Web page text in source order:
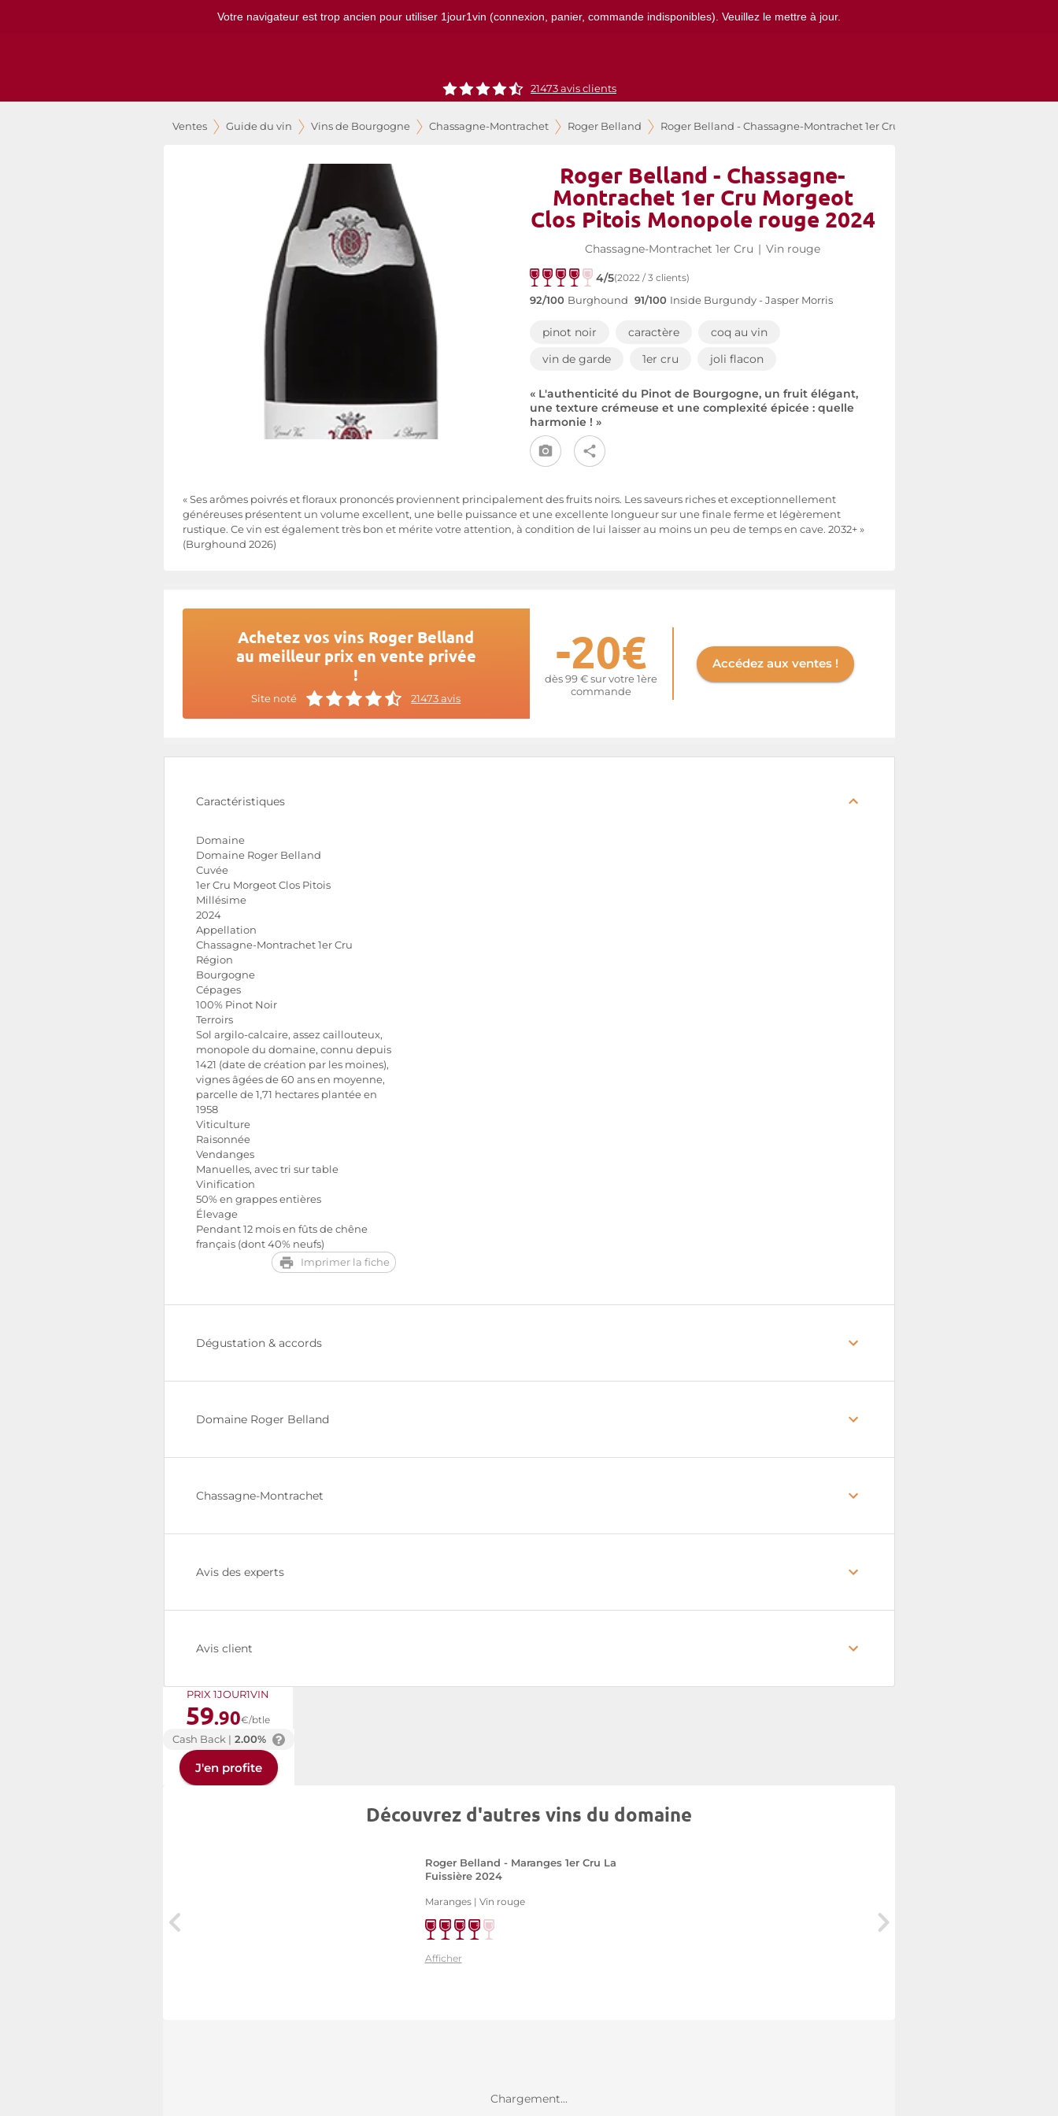
Votre navigateur est trop ancien pour utiliser 1jour1vin (connexion, panier, commande indisponibles). Veuillez le mettre à jour.
21473 avis clients
Ventes Guide du vin Vins de Bourgogne Chassagne-Montrachet Roger Belland Roger Belland - Chassagne-Montrachet 1er Cru Morgeot Clos Pitois Monopole
Roger Belland - Chassagne-
Montrachet 1er Cru Morgeot
Clos Pitois Monopole rouge 2024
Chassagne-Montrachet 1er Cru | Vin rouge
4/5(2022 / 3 clients)
92/100 Burghound 91/100 Inside Burgundy - Jasper Morris
pinot noir caractère
coq au vin
vin de garde
1er cru joli flacon
« L'authenticité du Pinot de Bourgogne, un fruit élégant,
une texture crémeuse et une complexité épicée : quelle
harmonie ! »
« Ses arômes poivrés et floraux prononcés proviennent principalement des fruits noirs. Les saveurs riches et exceptionnellement
généreuses présentent un volume excellent, une belle puissance et une excellente longueur sur une finale ferme et légèrement
rustique. Ce vin est également très bon et mérite votre attention, à condition de lui laisser au moins un peu de temps en cave. 2032+ »
(Burghound 2026)
Achetez vos vins Roger Belland
au meilleur prix en vente privée
!
Site noté 21473 avis
-20€
dès 99 € sur votre 1ère
commande
Accédez aux ventes !
Caractéristiques
Domaine
Domaine Roger Belland
Cuvée
1er Cru Morgeot Clos Pitois
Millésime
2024
Appellation
Chassagne-Montrachet 1er Cru
Région
Bourgogne
Cépages
100% Pinot Noir
Terroirs
Sol argilo-calcaire, assez caillouteux,
monopole du domaine, connu depuis
1421 (date de création par les moines),
vignes âgées de 60 ans en moyenne,
parcelle de 1,71 hectares plantée en
1958
Viticulture
Raisonnée
Vendanges
Manuelles, avec tri sur table
Vinification
50% en grappes entières
Élevage
Pendant 12 mois en fûts de chêne
français (dont 40% neufs)
Imprimer la fiche
Dégustation & accords
Domaine Roger Belland
Chassagne-Montrachet
Avis des experts
Avis client
PRIX 1JOUR1VIN
59.90€/btle
Cash Back | 2.00%
J'en profite
Découvrez d'autres vins du domaine
Roger Belland - Maranges 1er Cru La
Fuissière 2024
Maranges | Vin rouge
Afficher
Chargement...